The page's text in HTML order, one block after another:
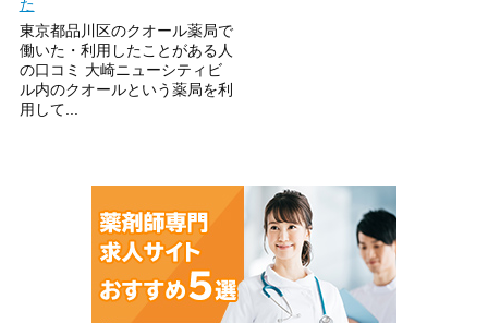
た
東京都品川区のクオール薬局で
働いた・利用したことがある人
の口コミ 大崎ニューシティビ
ル内のクオールという薬局を利
用して...